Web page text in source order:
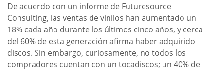
De acuerdo con un informe de Futuresource
Consulting, las ventas de vinilos han aumentado un
18% cada año durante los últimos cinco años, y cerca
del 60% de esta generación afirma haber adquirido
discos. Sin embargo, curiosamente, no todos los
compradores cuentan con un tocadiscos; un 40% de